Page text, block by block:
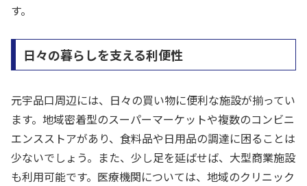
す。
日々の暮らしを支える利便性
元宇品口周辺には、日々の買い物に便利な施設が揃ってい
ます。地域密着型のスーパーマーケットや複数のコンビニ
エンスストアがあり、食料品や日用品の調達に困ることは
少ないでしょう。また、少し足を延ばせば、大型商業施設
も利用可能です。医療機関については、地域のクリニック